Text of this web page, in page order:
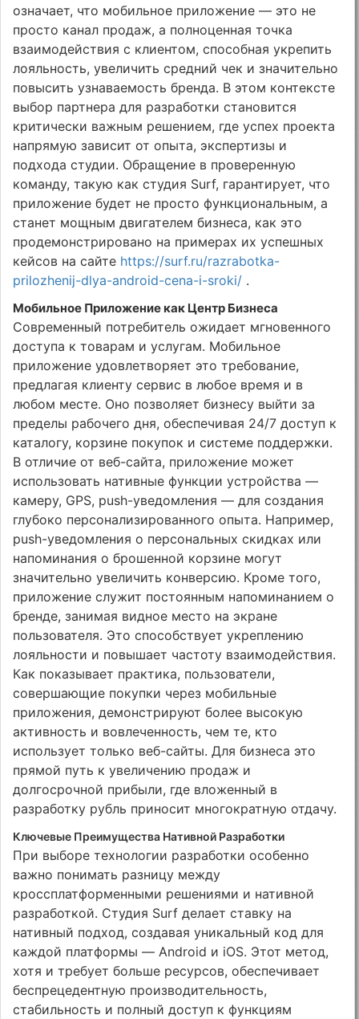
означает, что мобильное приложение — это не
просто канал продаж, а полноценная точка
взаимодействия с клиентом, способная укрепить
лояльность, увеличить средний чек и значительно
повысить узнаваемость бренда. В этом контексте
выбор партнера для разработки становится
критически важным решением, где успех проекта
напрямую зависит от опыта, экспертизы и
подхода студии. Обращение в проверенную
команду, такую как студия Surf, гарантирует, что
приложение будет не просто функциональным, а
станет мощным двигателем бизнеса, как это
продемонстрировано на примерах их успешных
кейсов на сайте https://surf.ru/razrabotka-
prilozhenij-dlya-android-cena-i-sroki/ .
Мобильное Приложение как Центр Бизнеса
Современный потребитель ожидает мгновенного
доступа к товарам и услугам. Мобильное
приложение удовлетворяет это требование,
предлагая клиенту сервис в любое время и в
любом месте. Оно позволяет бизнесу выйти за
пределы рабочего дня, обеспечивая 24/7 доступ к
каталогу, корзине покупок и системе поддержки.
В отличие от веб-сайта, приложение может
использовать нативные функции устройства —
камеру, GPS, push-уведомления — для создания
глубоко персонализированного опыта. Например,
push-уведомления о персональных скидках или
напоминания о брошенной корзине могут
значительно увеличить конверсию. Кроме того,
приложение служит постоянным напоминанием о
бренде, занимая видное место на экране
пользователя. Это способствует укреплению
лояльности и повышает частоту взаимодействия.
Как показывает практика, пользователи,
совершающие покупки через мобильные
приложения, демонстрируют более высокую
активность и вовлеченность, чем те, кто
использует только веб-сайты. Для бизнеса это
прямой путь к увеличению продаж и
долгосрочной прибыли, где вложенный в
разработку рубль приносит многократную отдачу.
Ключевые Преимущества Нативной Разработки
При выборе технологии разработки особенно
важно понимать разницу между
кроссплатформенными решениями и нативной
разработкой. Студия Surf делает ставку на
нативный подход, создавая уникальный код для
каждой платформы — Android и iOS. Этот метод,
хотя и требует больше ресурсов, обеспечивает
беспрецедентную производительность,
стабильность и полный доступ к функциям